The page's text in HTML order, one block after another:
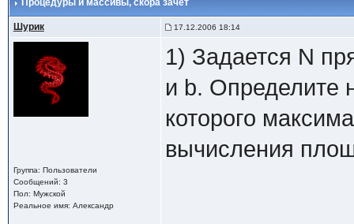
Процедуры и массивы, скора зачет
Шурик 17.12.2006 18:14
Группа: Пользователи
Сообщений: 3
Пол: Мужской
Реальное имя: Александр
1) Задается N
и b. Определите
которого
вычисления